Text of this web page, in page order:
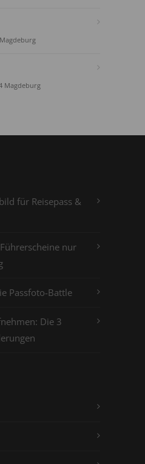
Magdeburg
für Reisepass &
nur
Passfoto-Battle
Die 3